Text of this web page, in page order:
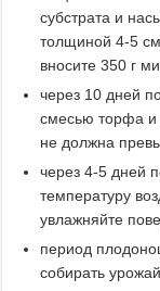
субстрата и
толщиной 4-5
вносите 350 г
через 10 дней
смесью торфа и
не должна
через 4-5 дней
температуру
увлажняйте
период
собирать